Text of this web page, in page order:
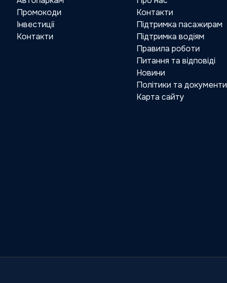
Промокоди
Інвестиції
Контакти
Контакти
Підтримка пасажирам
Підтримка водіям
Правила роботи
Питання та відповіді
Новини
Політики та документи
Карта сайту